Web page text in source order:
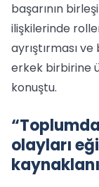
başarının
ilişkilerinde
ayrıştırması
erkek birbirine
konuştu.
olayları